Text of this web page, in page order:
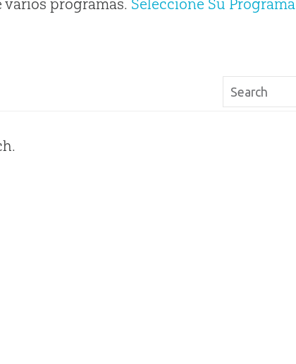
varios programas. Seleccione Su Programa